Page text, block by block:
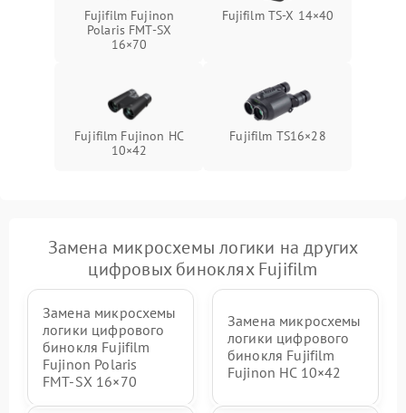
Fujifilm Fujinon
Polaris FMT‑SX
16×70
Fujifilm TS‑X 14×40
Fujifilm Fujinon HC
10×42
Fujifilm TS16×28
Замена микросхемы логики на других
цифровых биноклях Fujifilm
Замена микросхемы
логики цифрового
бинокля Fujifilm
Fujinon Polaris
FMT‑SX 16×70
Замена микросхемы
логики цифрового
бинокля Fujifilm
Fujinon HC 10×42